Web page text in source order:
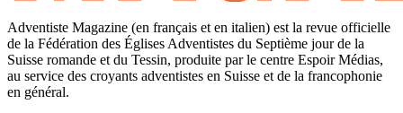
Adventiste Magazine (en français et en italien) est la revue officielle
de la Fédération des Églises Adventistes du Septième jour de la
Suisse romande et du Tessin, produite par le centre Espoir Médias,
au service des croyants adventistes en Suisse et de la francophonie
en général.